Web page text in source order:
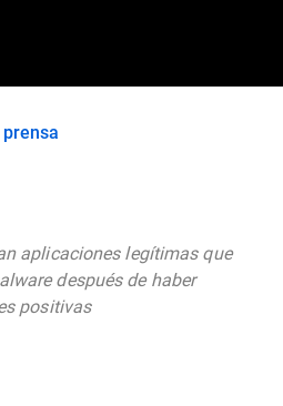
aplicaciones legítimas que
después de haber
positivas